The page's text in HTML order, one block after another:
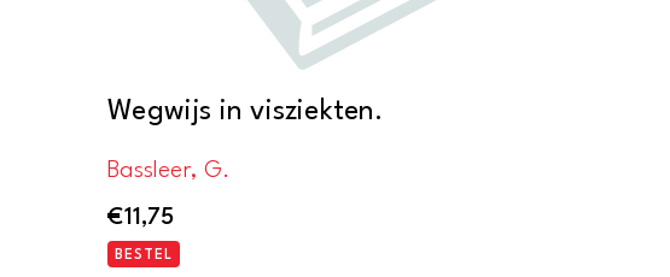
Wegwijs in visziekten.
Bassleer, G.
€11,75
BESTEL